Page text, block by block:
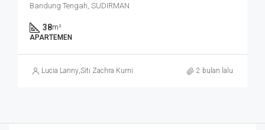
Bandung Tengah, SUDIRMAN
38m²
APARTEMEN
Lucia Lanny,Siti Zachra Kurniasari 2 bulan lalu